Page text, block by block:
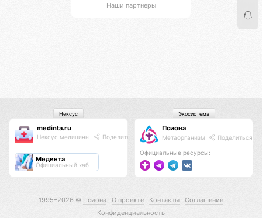
Наши партнеры
medinta.ru
Нексус медицины Поделиться
Мединта
Официальный хаб
Нексус
Псиона
Метаорганизм Поделиться
Официальные ресурсы:
Экосистема
1995–2026 © Псиона О проекте Контакты
Соглашение
Конфиденциальность